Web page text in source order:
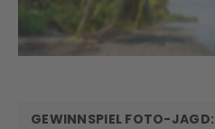
GEWINNSPIEL FOTO-JAGD: